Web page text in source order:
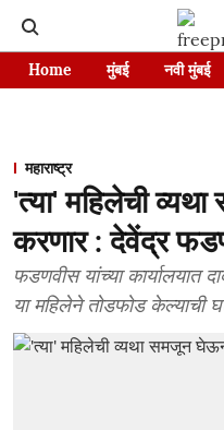
Home मुंबई नवी मुंबई
महाराष्ट्र
'त्या' महिलेची
करणार : देवेंद्र
फडणवीस यांच्या कार्यालयात
या महिलेने तोडफोड केल्याची